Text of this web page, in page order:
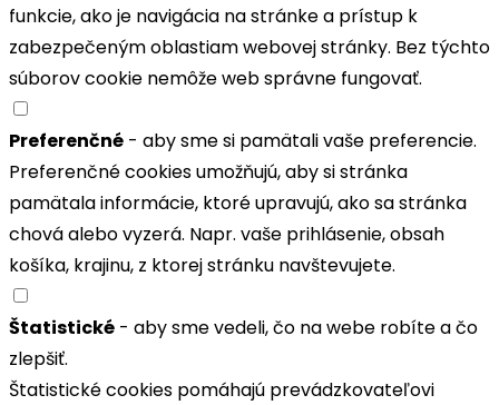
funkcie, ako je navigácia na stránke a prístup k
zabezpečeným oblastiam webovej stránky. Bez týchto
súborov cookie nemôže web správne fungovať.
Preferenčné - aby sme si pamätali vaše preferencie.
Preferenčné cookies umožňujú, aby si stránka
pamätala informácie, ktoré upravujú, ako sa stránka
chová alebo vyzerá. Napr. vaše prihlásenie, obsah
košíka, krajinu, z ktorej stránku navštevujete.
Štatistické - aby sme vedeli, čo na webe robíte a čo
zlepšiť.
Štatistické cookies pomáhajú prevádzkovateľovi